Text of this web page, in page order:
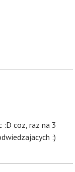
coz, raz na 3
:)